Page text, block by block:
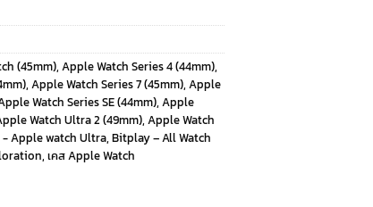
(45mm), Apple Watch Series 4 (44mm),
, Apple Watch Series 7 (45mm), Apple
Watch Series SE (44mm), Apple
Watch Ultra 2 (49mm), Apple Watch
Apple watch Ultra, Bitplay – All Watch
, เคส Apple Watch